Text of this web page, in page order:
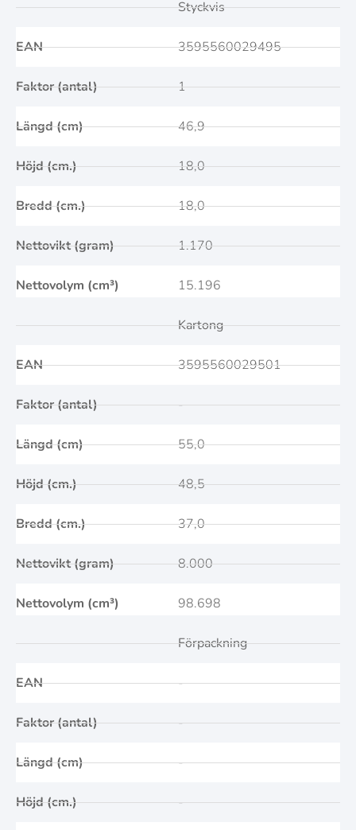
EAN
Faktor (antal)
Längd (cm)
Höjd (cm.)
Bredd (cm.)
Nettovikt (gram)
Nettovolym (cm³)
Styckvis
3595560029495
1
46,9
18,0
18,0
1.170
15.196
EAN
Faktor (antal)
Längd (cm)
Höjd (cm.)
Bredd (cm.)
Nettovikt (gram)
Nettovolym (cm³)
Kartong
3595560029501
-
55,0
48,5
37,0
8.000
98.698
EAN
Faktor (antal)
Längd (cm)
Höjd (cm.)
Förpackning
-
-
-
-